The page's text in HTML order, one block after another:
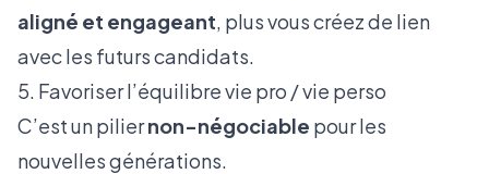
aligné et engageant, plus vous créez de lien
avec les futurs candidats.
5. Favoriser l’équilibre vie pro / vie perso
C’est un piliernon-négociable pour les
nouvelles générations.